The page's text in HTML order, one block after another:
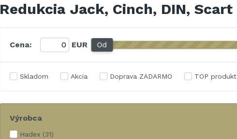
Redukcia Jack, Cinch, DIN, Scart
Cena: EUR Od
Skladom Akcia Doprava ZADARMO TOP produkt
Výrobca
Hadex (31)